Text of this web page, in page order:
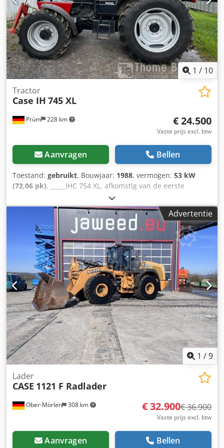
keuring Transportafmetingen: 10,8 x 3 x 3,40 m
Bedrijfsgewicht: 35,5 ton.
1 / 10
Prüm 228 km
Tractor
Case IH 745 XL
€ 24.500
Vaste prijs excl. btw
Aanvragen Bellen
Toestand: gebruikt, Bouwjaar: 1988, vermogen: 53 kW
(72,06 pk), _____IHC 754 XL, afkomstig van de eerste
eigenaar, in uitstekende staat. Bedrijfstijden: ca. 8.600 uur.
Bouwjaar: 1988. Voorste hefinrichting. Voorste aftakas. 30
km/u versnellingsbak. Prijs: € 24.500,00 (exclusief BTW).
Dedpfx Apezdmutopjck Locatie: null
Advertentie
1 /9
Ober-Mörlen 308 km
Lader
CASE 1121 F Radlader
€ 32.900€ 36.900
Vaste prijs excl. btw
Aanvragen Bellen